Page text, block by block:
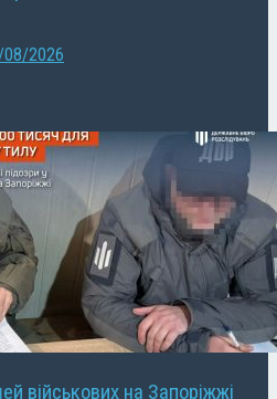
2026
військових на Запоріжжі